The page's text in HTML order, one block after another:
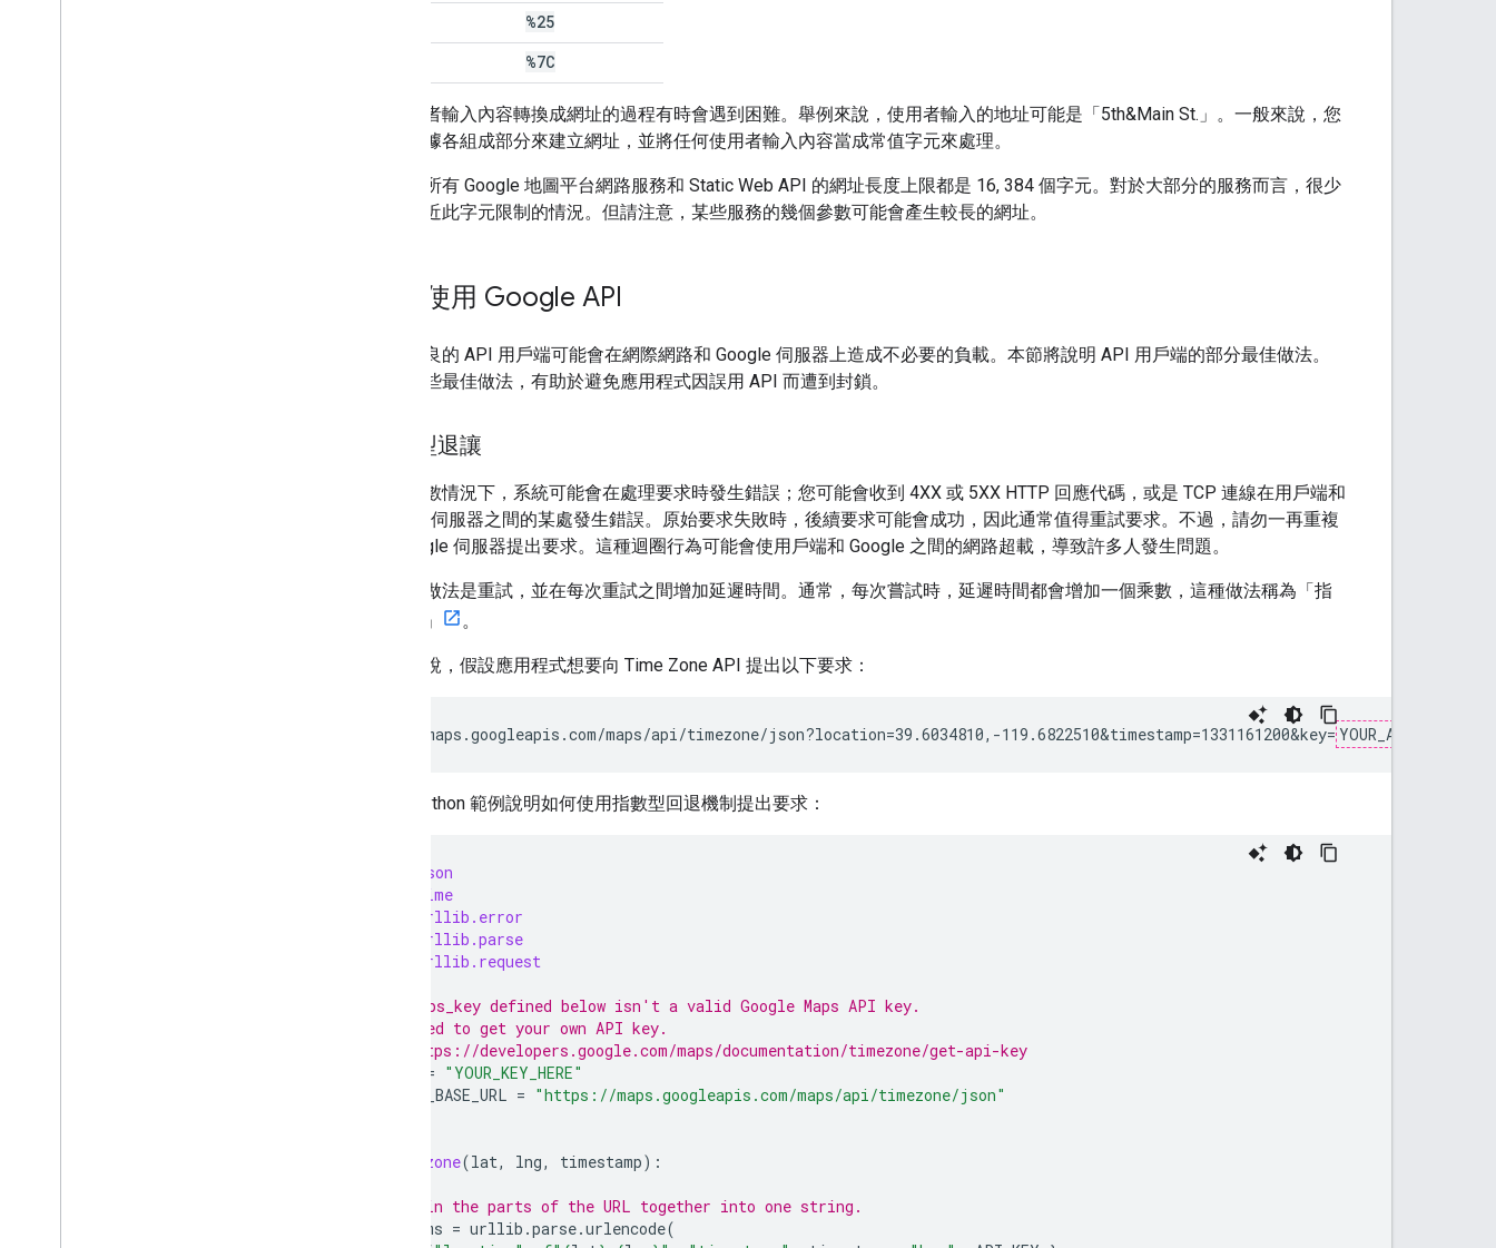
%25
%7C
將使用者輸入內容轉換成網址的過程有時會遇到困難。舉例來說，使用者輸入的地址可能是「5th&Main St.」。一般來說，您
應該根據各組成部分來建立網址，並將任何使用者輸入內容當成常值字元來處理。
此外，所有 Google 地圖平台網路服務和 Static Web API 的網址長度上限都是 16, 384 個字元。對於大部分的服務而言，很少
出現接近此字元限制的情況。但請注意，某些服務的幾個參數可能會產生較長的網址。
禮貌使用 Google API
設計不良的 API 用戶端可能會在網際網路和 Google 伺服器上造成不必要的負載。本節將說明 API 用戶端的部分最佳做法。
遵循這些最佳做法，有助於避免應用程式因誤用 API 而遭到封鎖。
指數型退讓
在極少數情況下，系統可能會在處理要求時發生錯誤；您可能會收到 4XX 或 5XX HTTP 回應代碼，或是 TCP 連線在用戶端和
Google 伺服器之間的某處發生錯誤。原始要求失敗時，後續要求可能會成功，因此通常值得重試要求。不過，請勿一再重複
向 Google 伺服器提出要求。這種迴圈行為可能會使用戶端和 Google 之間的網路超載，導致許多人發生問題。
較好的做法是重試，並在每次重試之間增加延遲時間。通常，每次嘗試時，延遲時間都會增加一個乘數，這種做法稱為「指
數輪詢」
。
舉例來說，假設應用程式想要向 Time Zone API 提出以下要求：
https://maps.googleapis.com/maps/api/timezone/json?location=39.6034810,-119.6822510&timestamp=1331161200&key= YOUR_API_KEY
以下 Python 範例說明如何使用指數型回退機制提出要求：
json
time
urllib.error
urllib.parse
urllib.request
# The maps_key defined below isn't a valid Google Maps API key.
# You need to get your own API key.
# See https://developers.google.com/maps/documentation/timezone/get-api-key
= "YOUR_KEY_HERE"
TIMEZONE_BASE_URL = "https://maps.googleapis.com/maps/api/timezone/json"
timezone(lat, lng, timestamp):
# Join the parts of the URL together into one string.
params = urllib .parse.urlencode(